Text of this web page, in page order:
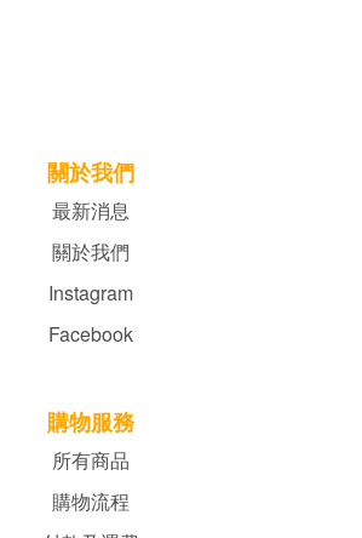
關於我們
最新消息
關於我們
Instagram
Facebook
購物服務
所有商品
購物流程